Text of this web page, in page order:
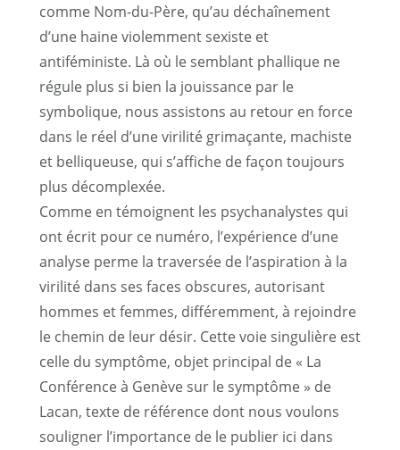
comme Nom-du-Père, qu’au déchaînement
d’une haine violemment sexiste et
antiféministe. Là où le semblant phallique ne
régule plus si bien la jouissance par le
symbolique, nous assistons au retour en force
dans le réel d’une virilité grimaçante, machiste
et belliqueuse, qui s’affiche de façon toujours
plus décomplexée.
Comme en témoignent les psychanalystes qui
ont écrit pour ce numéro, l’expérience d’une
analyse perme la traversée de l’aspiration à la
virilité dans ses faces obscures, autorisant
hommes et femmes, différemment, à rejoindre
le chemin de leur désir. Cette voie singulière est
celle du symptôme, objet principal de « La
Conférence à Genève sur le symptôme » de
Lacan, texte de référence dont nous voulons
souligner l’importance de le publier ici dans